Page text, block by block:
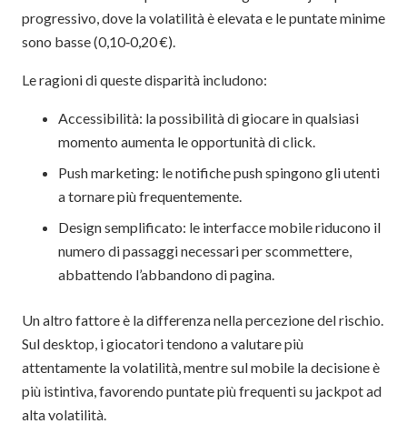
progressivo, dove la volatilità è elevata e le puntate minime
sono basse (0,10‑0,20 €).
Le ragioni di queste disparità includono:
Accessibilità: la possibilità di giocare in qualsiasi
momento aumenta le opportunità di click.
Push marketing: le notifiche push spingono gli utenti
a tornare più frequentemente.
Design semplificato: le interfacce mobile riducono il
numero di passaggi necessari per scommettere,
abbattendo l’abbandono di pagina.
Un altro fattore è la differenza nella percezione del rischio.
Sul desktop, i giocatori tendono a valutare più
attentamente la volatilità, mentre sul mobile la decisione è
più istintiva, favorendo puntate più frequenti su jackpot ad
alta volatilità.